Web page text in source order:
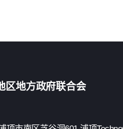
区地方政府联合会